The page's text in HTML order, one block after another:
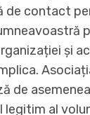
de contact
și
de
legitim al